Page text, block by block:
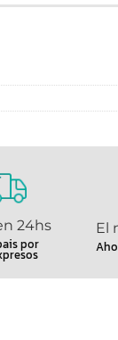
24hs
por
El